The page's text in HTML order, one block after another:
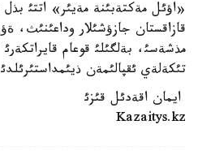
«اؤئل مةكتةبئنة مةيئر» اتتئ
قازاقستان جازؤشئلار وداعئنئث،
مذشةسئ، بةلگئلئ قوعام
تئكةلةي ئقپالئمةن
ايمان اقةدئل قئزئ
Kazaitys.kz